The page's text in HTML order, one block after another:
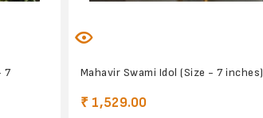
7
Mahavir Swami Idol (Size - 7 inches)
₹ 1,529.00